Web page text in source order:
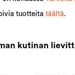
tuotteita täältä.
kutinan